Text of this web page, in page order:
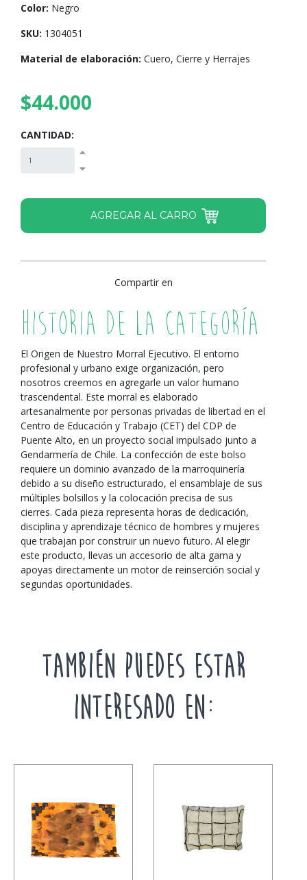
Color: Negro
SKU: 1304051
Material de elaboración: Cuero, Cierre y Herrajes
$44.000
CANTIDAD:
Compartir en
Historia de la Categoría
El Origen de Nuestro Morral Ejecutivo. El entorno
profesional y urbano exige organización, pero
nosotros creemos en agregarle un valor humano
trascendental. Este morral es elaborado
artesanalmente por personas privadas de libertad en el
Centro de Educación y Trabajo (CET) del CDP de
Puente Alto, en un proyecto social impulsado junto a
Gendarmería de Chile. La confección de este bolso
requiere un dominio avanzado de la marroquinería
debido a su diseño estructurado, el ensamblaje de sus
múltiples bolsillos y la colocación precisa de sus
cierres. Cada pieza representa horas de dedicación,
disciplina y aprendizaje técnico de hombres y mujeres
que trabajan por construir un nuevo futuro. Al elegir
este producto, llevas un accesorio de alta gama y
apoyas directamente un motor de reinserción social y
segundas oportunidades.
TAMBIÉN PUEDES ESTAR
INTERESADO EN: